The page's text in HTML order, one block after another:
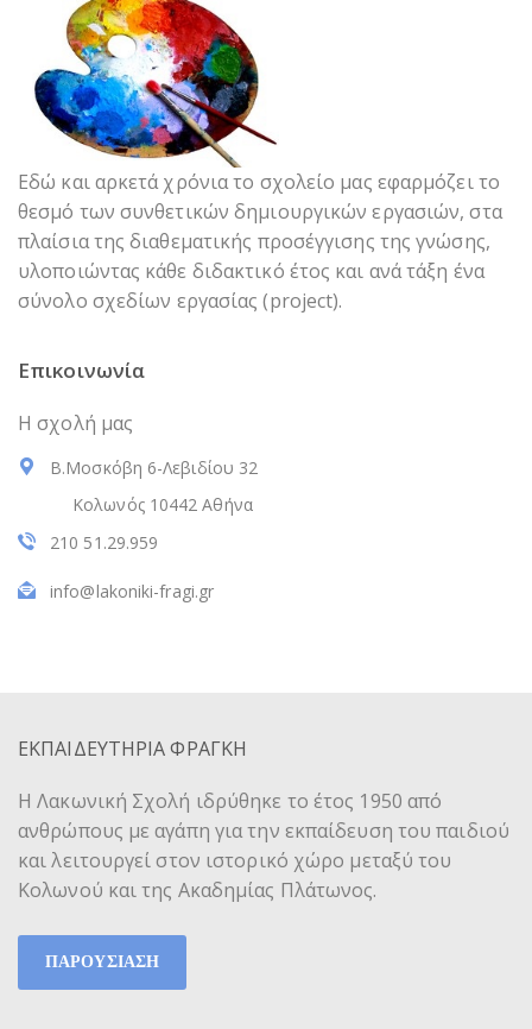
Εδώ και αρκετά χρόνια το σχολείο μας εφαρμόζει το
θεσμό των συνθετικών δημιουργικών εργασιών, στα
πλαίσια της διαθεματικής προσέγγισης της γνώσης,
υλοποιώντας κάθε διδακτικό έτος και ανά τάξη ένα
σύνολο σχεδίων εργασίας (project).
Επικοινωνία
Η σχολή μας
Β.Μοσκόβη 6-Λεβιδίου 32
Κολωνός 10442 Αθήνα
210 51.29.959
info@lakoniki-fragi.gr
ΕΚΠΑΙΔΕΥΤΗΡΙΑ ΦΡΑΓΚΗ
Η Λακωνική Σχολή ιδρύθηκε το έτος 1950 από
ανθρώπους με αγάπη για την εκπαίδευση του παιδιού
και λειτουργεί στον ιστορικό χώρο μεταξύ του
Κολωνού και της Ακαδημίας Πλάτωνος.
ΠΑΡΟΥΣΙΑΣΗ